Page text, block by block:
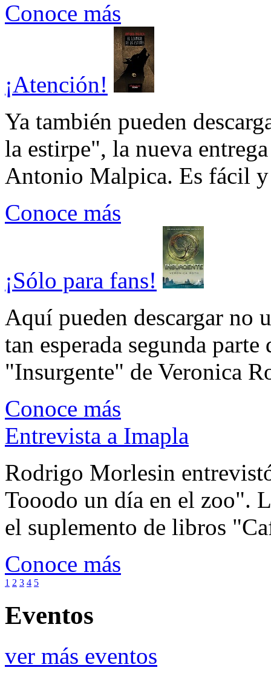
Conoce más
¡Atención!
Ya también pueden
la estirpe", la nueva
Antonio Malpica. Es fácil
Conoce más
¡Sólo para fans!
Aquí pueden descargar no
tan esperada segunda
"Insurgente" de Veronica
Conoce más
Entrevista a Imapla
Rodrigo Morlesin
Tooodo un día en el zoo".
el suplemento de libros
Conoce más
1 2 3 4 5
Eventos
ver más eventos